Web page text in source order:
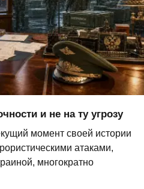
и не на ту угрозу
момент своей истории
атаками,
многократно